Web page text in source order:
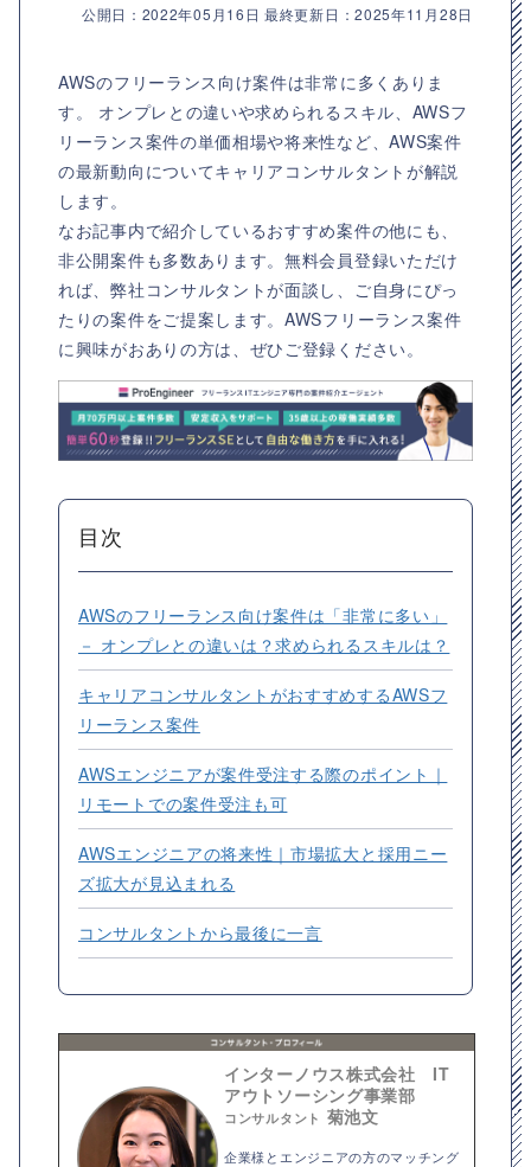
公開日：2022年05月16日 最終更新日：2025年11月28日
AWSのフリーランス向け案件は非常に多くありま
す。 オンプレとの違いや求められるスキル、AWSフ
リーランス案件の単価相場や将来性など、AWS案件
の最新動向についてキャリアコンサルタントが解説
します。
なお記事内で紹介しているおすすめ案件の他にも、
非公開案件も多数あります。無料会員登録いただけ
れば、弊社コンサルタントが面談し、ご自身にぴっ
たりの案件をご提案します。AWSフリーランス案件
に興味がおありの方は、ぜひご登録ください。
目次
AWSのフリーランス向け案件は「非常に多い」
－ オンプレとの違いは？求められるスキルは？
キャリアコンサルタントがおすすめするAWSフ
リーランス案件
AWSエンジニアが案件受注する際のポイント｜
リモートでの案件受注も可
AWSエンジニアの将来性｜市場拡大と採用ニー
ズ拡大が見込まれる
コンサルタントから最後に一言
インターノウス株式会社 IT
アウトソーシング事業部
コンサルタント 菊池文
企業様とエンジニアの方のマッチング